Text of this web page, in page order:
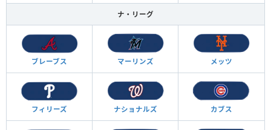
ナ・リーグ
ブレーブス マーリンズ メッツ
フィリーズ ナショナルズ カブス